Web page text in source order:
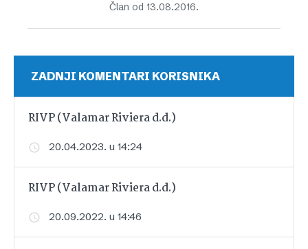
Član od 13.08.2016.
ZADNJI KOMENTARI KORISNIKA
RIVP (Valamar Riviera d.d.)
20.04.2023. u 14:24
RIVP (Valamar Riviera d.d.)
20.09.2022. u 14:46